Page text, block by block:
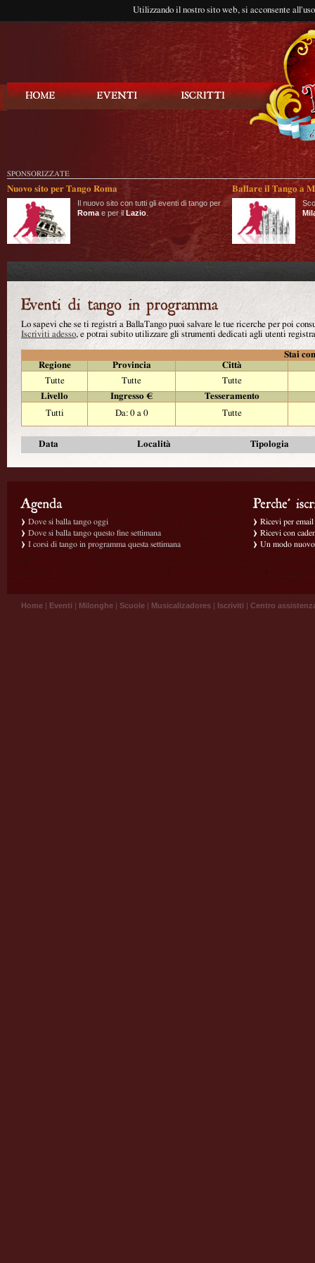
Utilizzando il nostro sito web, si acconsente
SPONSORIZZATE
Nuovo sito per Tango Roma
Il nuovo sito con tutti gli eventi di tango per
Roma e per il Lazio
Ballare il Tango a
Lo sapevi che se ti registri a BallaTango puoi salvare le tue ricerche per poi
Iscriviti adesso, e potrai subito utilizzare gli strumenti dedicati agli utenti
Stai
Regione
Provincia
Città
Tutte
Tutte
Tutte
Livello
Ingresso €
Tesseramento
Tutti
Da: 0 a 0 Tutte
Data Località Tipologia
Dove si balla tango oggi
Dove si balla tango questo fine settimana
I corsi di tango in programma questa settimana
Ricevi per
Ricevi con
Un modo
Home | Eventi | Milonghe | Scuole | Musicalizadores | Iscriviti | Centro